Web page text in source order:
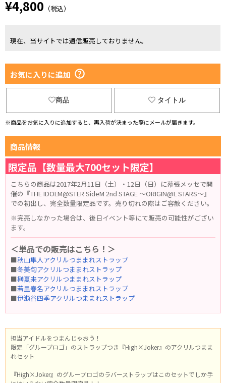
¥4,800 （税込）
現在、当サイトでは通信販売しておりません。
お気に入りに追加
商品 タイトル
※商品をお気に入りに追加すると、再入荷が決まった際にメールが届きます。
商品情報
限定品【数量最大700セット限定】
こちらの商品は2017年2月11日（土）・12日（日）に幕張メッセで開
催の『THE IDOLM@STER SideM 2nd STAGE ～ORIGIN@L STARS～』
での初出し、完全数量限定品です。売り切れの際はご容赦ください。
※完売しなかった場合は、後日イベント等にて販売の可能性がござい
ます。
＜単品での販売はこちら！＞
■秋山隼人アクリルつままれストラップ
■冬美旬アクリルつままれストラップ
■榊夏来アクリルつままれストラップ
■若里春名アクリルつままれストラップ
■伊瀬谷四季アクリルつままれストラップ
担当アイドルをつまんじゃおう！
限定「グループロゴ」のストラップつき『High×Joker』のアクリルつまま
れセット
『High×Joker』のグループロゴのラバーストラップはこのセットでしか手